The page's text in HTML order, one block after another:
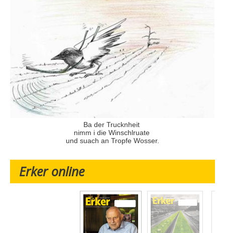
Ba der Trucknheit
nimm i die Winschlruate
und suach an Tropfe Wosser.
Erker online